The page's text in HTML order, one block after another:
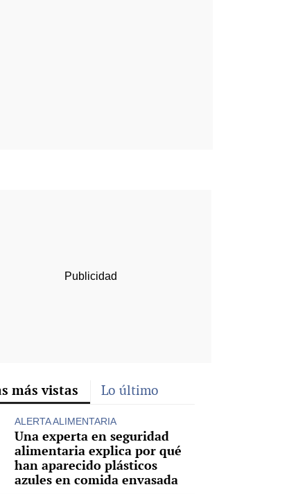
más vistas Lo último
ALERTA ALIMENTARIA
Una experta en seguridad
alimentaria explica por qué
han aparecido plásticos
azules en comida envasada